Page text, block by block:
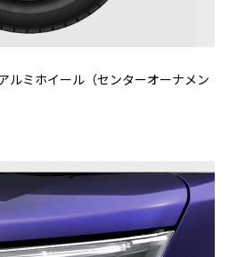
ミホイール（センターオーナメン